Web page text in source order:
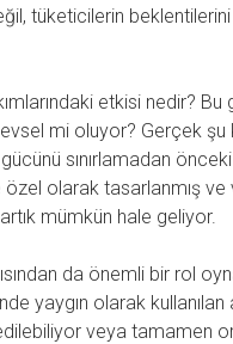
tüketicilerin
etkisi nedir? Bu
mi oluyor? Gerçek şu
sınırlamadan
özel olarak tasarlanmış
mümkün hale geliyor.
da önemli bir rol
yaygın olarak kullanılan
veya tamamen